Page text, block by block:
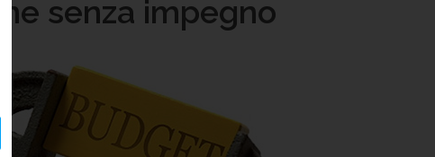
senza impegno